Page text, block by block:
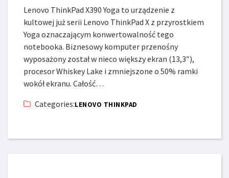
Lenovo ThinkPad X390 Yoga to urządzenie z
kultowej już serii Lenovo ThinkPad X z przyrostkiem
Yoga oznaczającym konwertowalność tego
notebooka. Biznesowy komputer przenośny
wyposażony został w nieco większy ekran (13,3″),
procesor Whiskey Lake i zmniejszone o 50% ramki
wokół ekranu. Całość…
Categories:LENOVO THINKPAD